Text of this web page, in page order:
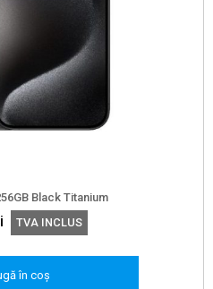
Black Titanium
TVA INCLUS
în coș